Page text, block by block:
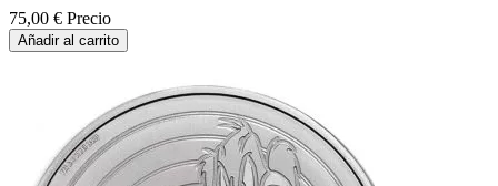
75,00 € Precio
Añadir al carrito